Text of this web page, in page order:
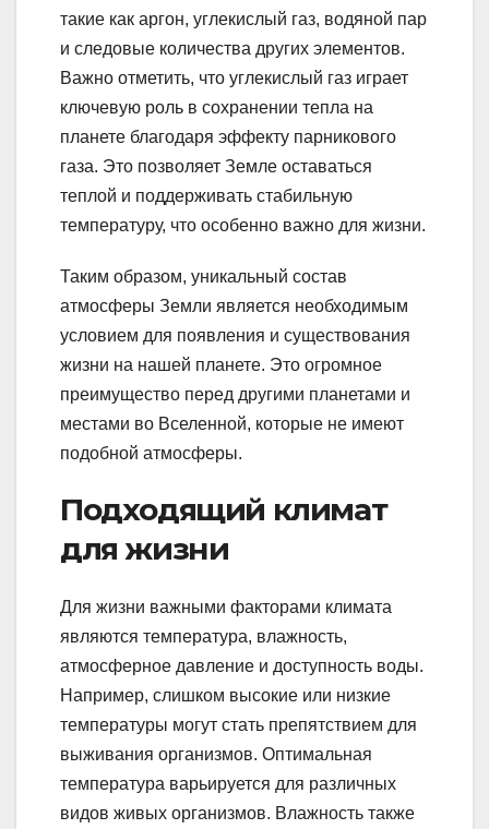
такие как аргон, углекислый газ, водяной пар
и следовые количества других элементов.
Важно отметить, что углекислый газ играет
ключевую роль в сохранении тепла на
планете благодаря эффекту парникового
газа. Это позволяет Земле оставаться
теплой и поддерживать стабильную
температуру, что особенно важно для жизни.
Таким образом, уникальный состав
атмосферы Земли является необходимым
условием для появления и существования
жизни на нашей планете. Это огромное
преимущество перед другими планетами и
местами во Вселенной, которые не имеют
подобной атмосферы.
Подходящий климат
для жизни
Для жизни важными факторами климата
являются температура, влажность,
атмосферное давление и доступность воды.
Например, слишком высокие или низкие
температуры могут стать препятствием для
выживания организмов. Оптимальная
температура варьируется для различных
видов живых организмов. Влажность также